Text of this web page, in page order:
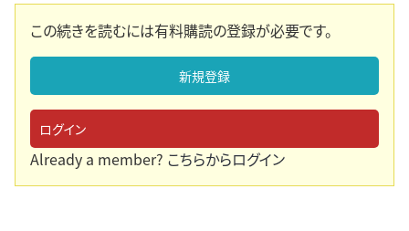
この続きを読むには有料購読の登録が必要です。
新規登録
ログイン
Already a member? こちらからログイン